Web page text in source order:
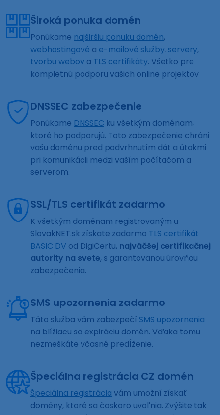
Široká ponuka domén
Ponúkame najširšiu ponuku domén,
webhostingové a e-mailové služby, servery,
tvorbu webov a TLS certifikáty. Všetko pre
kompletnú podporu vašich online projektov
DNSSEC zabezpečenie
Ponúkame DNSSEC ku všetkým doménam,
ktoré ho podporujú. Toto zabezpečenie chráni
vašu doménu pred podvrhnutím dát a útokmi
pri komunikácii medzi vaším počítačom a
serverom.
SSL/TLS certifikát zadarmo
K všetkým doménam registrovaným u
SlovakNET.sk získate zadarmo TLS certifikát
BASIC DV od DigiCertu, najväčšej certifikačnej
autority na svete, s garantovanou úrovňou
zabezpečenia.
SMS upozornenia zadarmo
Táto služba vám zabezpečí SMS upozornenia
na blížiacu sa expiráciu domén. Vďaka tomu
nezmeškáte včasné predĺženie.
Špeciálna registrácia CZ domén
Špeciálna registrácia vám umožní získať
domény, ktoré sa čoskoro uvoľnia. Zvýšite tak